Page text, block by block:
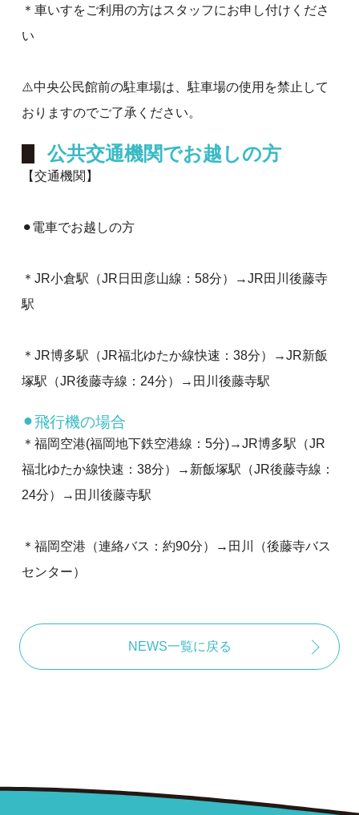
＊車いすをご利用の方はスタッフにお申し付けくださ
い
⚠️中央公民館前の駐車場は、駐車場の使用を禁止して
おりますのでご了承ください。
公共交通機関でお越しの方
【交通機関】
⚫︎電車でお越しの方
＊JR小倉駅（JR日田彦山線：58分）→JR田川後藤寺
駅
＊JR博多駅（JR福北ゆたか線快速：38分）→JR新飯
塚駅（JR後藤寺線：24分）→田川後藤寺駅
⚫︎飛行機の場合
＊福岡空港(福岡地下鉄空港線：5分)→JR博多駅（JR
福北ゆたか線快速：38分）→新飯塚駅（JR後藤寺線：
24分）→田川後藤寺駅
＊福岡空港（連絡バス：約90分）→田川（後藤寺バス
センター）
NEWS一覧に戻る